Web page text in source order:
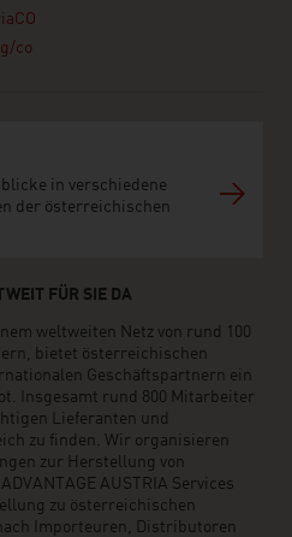
co
in verschiedene
der österreichischen
FÜR SIE DA
weltweiten Netz von rund 100
bietet österreichischen
Geschäftspartnern ein
Insgesamt rund 800 Mitarbeiter
Lieferanten und
zu finden. Wir organisieren
zur Herstellung von
AUSTRIA Services
zu österreichischen
Importeuren, Distributoren